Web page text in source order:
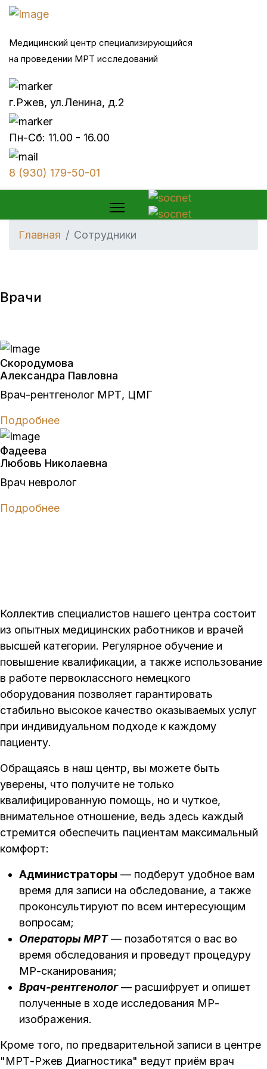
Медицинский центр специализирующийся
на проведении МРТ исследований
г.Ржев, ул.Ленина, д.2
Пн-Сб: 11.00 - 16.00
8 (930) 179-50-01
Главная Сотрудники
Врачи
Скородумова
Александра Павловна
Врач-рентгенолог МРТ, ЦМГ
Подробнее
Фадеева
Любовь Николаевна
Врач невролог
Подробнее
Коллектив специалистов нашего центра состоит
из опытных медицинских работников и врачей
высшей категории. Регулярное обучение и
повышение квалификации, а также использование
в работе первоклассного немецкого
оборудования позволяет гарантировать
стабильно высокое качество оказываемых услуг
при индивидуальном подходе к каждому
пациенту.
Обращаясь в наш центр, вы можете быть
уверены, что получите не только
квалифицированную помощь, но и чуткое,
внимательное отношение, ведь здесь каждый
стремится обеспечить пациентам максимальный
комфорт:
Администраторы — подберут удобное вам
время для записи на обследование, а также
проконсультируют по всем интересующим
вопросам;
Операторы МРТ— позаботятся о вас во
время обследования и проведут процедуру
МР-сканирования;
Врач-рентгенолог— расшифрует и опишет
полученные в ходе исследования МР-
изображения.
Кроме того, по предварительной записи в центре
"МРТ-Ржев Диагностика" ведут приём врач